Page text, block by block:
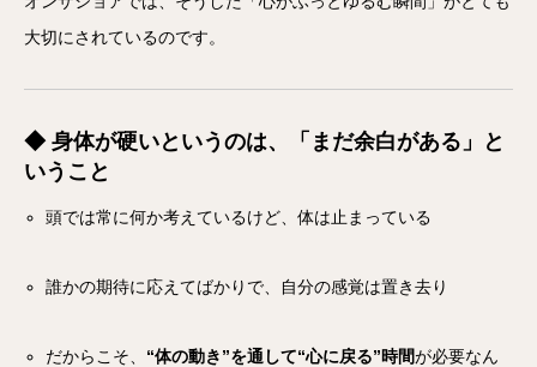
大切にされているのです。
◆ 身体が硬いというのは、「まだ余白がある」と
いうこと
頭では常に何か考えているけど、体は止まっている
誰かの期待に応えてばかりで、自分の感覚は置き去り
だからこそ、 “体の動き”を通して“心に戻る”時間が必要なん